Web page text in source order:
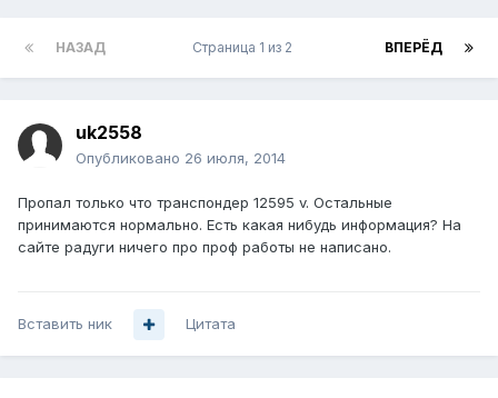
НАЗАД ВПЕРЁД
Страница 1 из 2
uk2558
Опубликовано 26 июля, 2014
Пропал только что транспондер 12595 v. Остальные
принимаются нормально. Есть какая нибудь информация? На
сайте радуги ничего про проф работы не написано.
Вставить ник Цитата